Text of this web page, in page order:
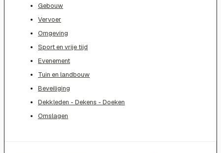
Gebouw
Vervoer
Omgeving
Sport en vrije tijd
Evenement
Tuin en landbouw
Beveiliging
Dekkleden - Dekens - Doeken
Omslagen